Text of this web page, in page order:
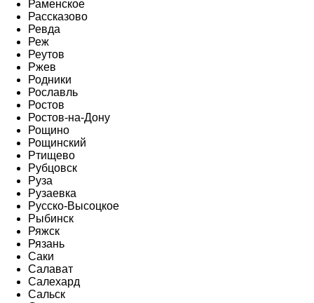
Раменское
Рассказово
Ревда
Реж
Реутов
Ржев
Родники
Рославль
Ростов
Ростов-на-Дону
Рощино
Рощинский
Ртищево
Рубцовск
Руза
Рузаевка
Русско-Высоцкое
Рыбинск
Ряжск
Рязань
Саки
Салават
Салехард
Сальск